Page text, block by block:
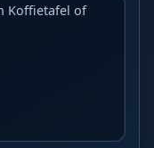
Koffietafel of